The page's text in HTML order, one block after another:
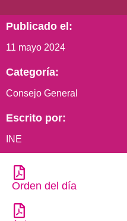
Publicado el:
11 mayo 2024
Categoría:
Consejo General
Escrito por:
INE
Orden del día